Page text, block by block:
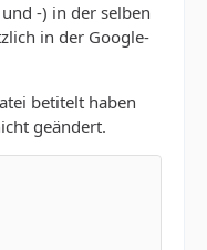
-) in der selben
in der Google-
betitelt haben
geändert.